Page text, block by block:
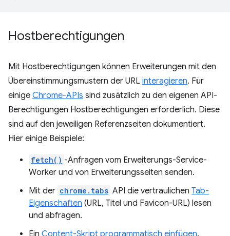
Hostberechtigungen
Mit Hostberechtigungen können Erweiterungen mit den
Übereinstimmungsmustern der URL interagieren. Für
einige Chrome-APIs sind zusätzlich zu den eigenen API-
Berechtigungen Hostberechtigungen erforderlich. Diese
sind auf den jeweiligen Referenzseiten dokumentiert.
Hier einige Beispiele:
fetch() -Anfragen vom Erweiterungs-Service-
Worker und von Erweiterungsseiten senden.
Mit der chrome.tabs API die vertraulichen Tab-
Eigenschaften (URL, Titel und Favicon-URL) lesen
und abfragen.
Ein Content-Skript programmatisch einfügen.